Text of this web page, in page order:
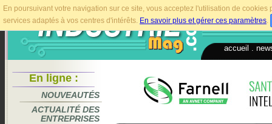
En poursuivant votre navigation sur ce site, vous acceptez l'utilisation de
services adaptés à vos centres d'intérêts. En savoir plus et gérer ces paramètres.
accueil
En ligne :
NOUVEAUTÉS
ACTUALITÉ DES
ENTREPRISES